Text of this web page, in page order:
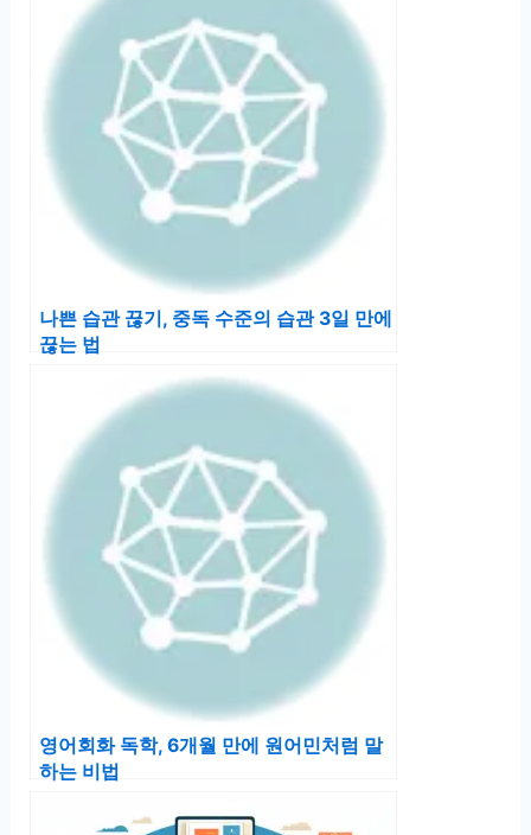
나쁜 습관 끊기, 중독 수준의 습관 3일 만에
끊는 법
영어회화 독학, 6개월 만에 원어민처럼 말
하는 비법